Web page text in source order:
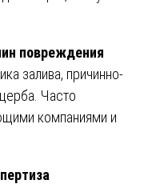
повреждения
залива, причинно-
Часто
компаниями и